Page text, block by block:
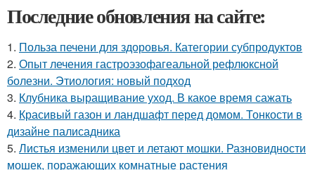
Последние обновления на сайте:
1. Польза печени для здоровья. Категории субпродуктов
2. Опыт лечения гастроэзофагеальной рефлюксной
болезни. Этиология: новый подход
3. Клубника выращивание уход. В какое время сажать
4. Красивый газон и ландшафт перед домом. Тонкости в
дизайне палисадника
5. Листья изменили цвет и летают мошки. Разновидности
мошек, поражающих комнатные растения